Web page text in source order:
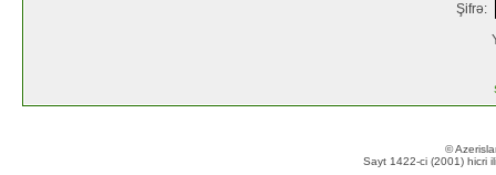
Şifrə:
©
Sayt 1422-ci (2001) hicri